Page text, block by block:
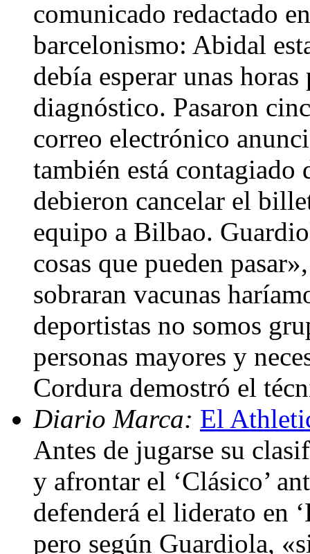
comunicado redactado
barcelonismo: Abidal
debía esperar unas
diagnóstico. Pasaron
correo electrónico
también está
debieron cancelar el
equipo a Bilbao.
cosas que pueden
sobraran vacunas
deportistas no somos
personas mayores y
Cordura demostró el
Diario Marca: El
Antes de jugarse su
y afrontar el ‘Clásico’
defenderá el liderato en
pero según Guardiola,